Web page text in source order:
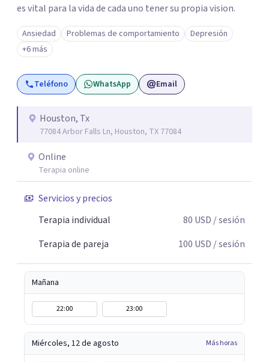
es vital para la vida de cada uno tener su propia vision.
Ansiedad Problemas de comportamiento
Depresión
+6 más
Teléfono WhatsApp Email
Houston, Tx
77084 Arbor Falls Ln, Houston, TX 77084
Online
Terapia online
Servicios y precios
Terapia individual
80 USD / sesión
Terapia de pareja
100 USD / sesión
Mañana
22:00 23:00
Miércoles, 12 de agosto Más horas